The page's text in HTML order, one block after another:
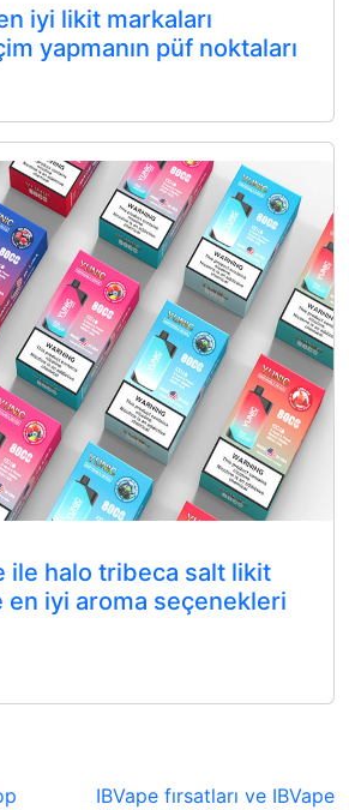
iyi likit markaları
yapmanın püf noktaları
ile halo tribeca salt likit
en iyi aroma seçenekleri
IBVape fırsatları ve IBVape